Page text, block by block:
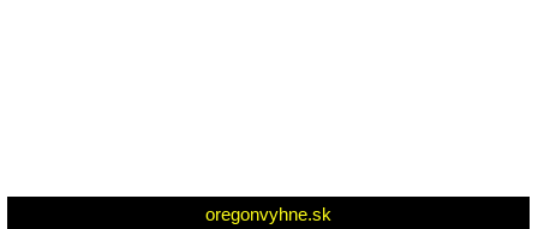
oregonvyhne.sk